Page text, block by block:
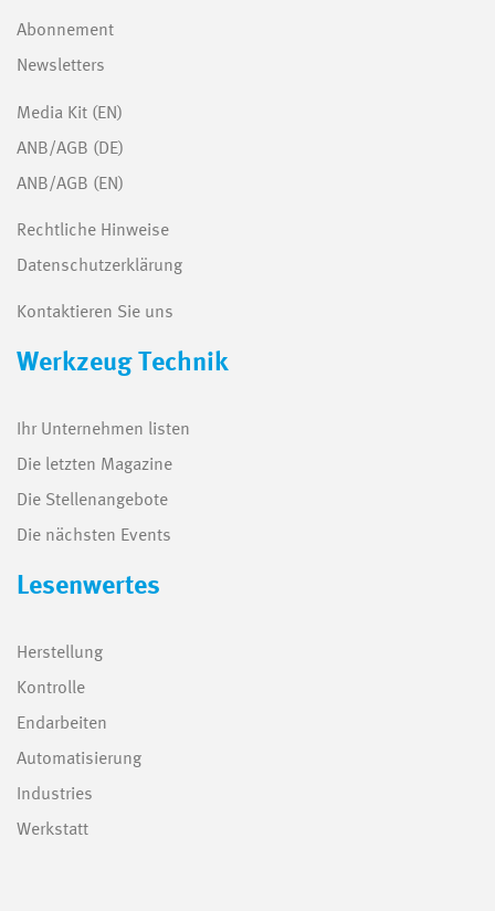
Abonnement
Newsletters
Media Kit (EN)
ANB/AGB (DE)
ANB/AGB (EN)
Rechtliche Hinweise
Datenschutzerklärung
Kontaktieren Sie uns
Werkzeug Technik
Ihr Unternehmen listen
Die letzten Magazine
Die Stellenangebote
Die nächsten Events
Lesenwertes
Herstellung
Kontrolle
Endarbeiten
Automatisierung
Industries
Werkstatt